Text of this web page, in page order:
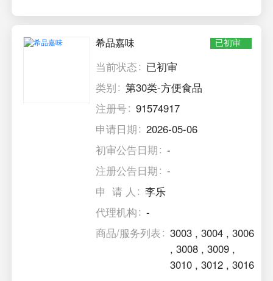
希品嘉味 已初审
当前状态
已初审
类别
第30类-方便食品
注册号
91574917
申请日期
2026-05-06
初审公告日期
-
注册公告日期
-
申 请 人
李乐
代理机构
-
商品/服务列表
3003 ,3004 ,3006
,3008 ,3009 ,
3010 ,3012 ,3016